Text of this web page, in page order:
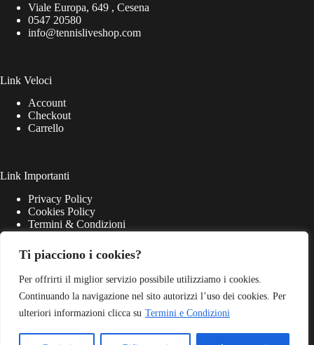
Ti piacciono i cookies?
Per offrirti il miglior servizio possibile utilizziamo i cookies.
Continuando la navigazione nel sito autorizzi l’uso dei cookies. Per
ulteriori informazioni clicca su Termini e Condizioni
Viale Europa, 649 , Cesena
0547 20580
info@tennisliveshop.com
Link Veloci
Account
Checkout
Carrello
Link Importanti
Privacy Policy
Cookies Policy
Termini & Condizioni